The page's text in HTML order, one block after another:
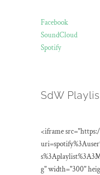
Facebook
SoundCloud
Spotify
SdW
<iframe
g" width="300"